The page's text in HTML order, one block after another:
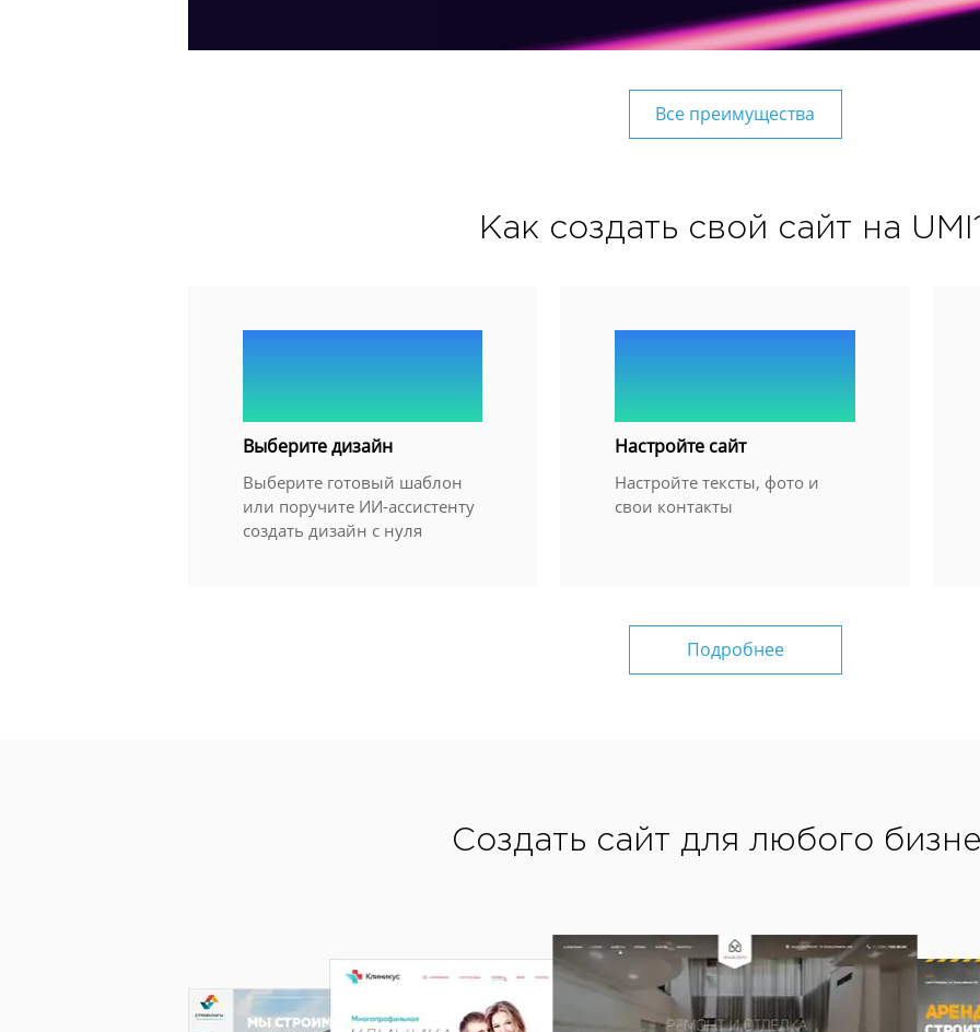
Все преимущества
Как создать свой сайт на
1.
Выберите дизайн
Выберите готовый шаблон
или поручите ИИ-ассистенту
создать дизайн с нуля
2.
Настройте сайт
Настройте тексты, фото и
свои контакты
Подробнее
Создать сайт для любого